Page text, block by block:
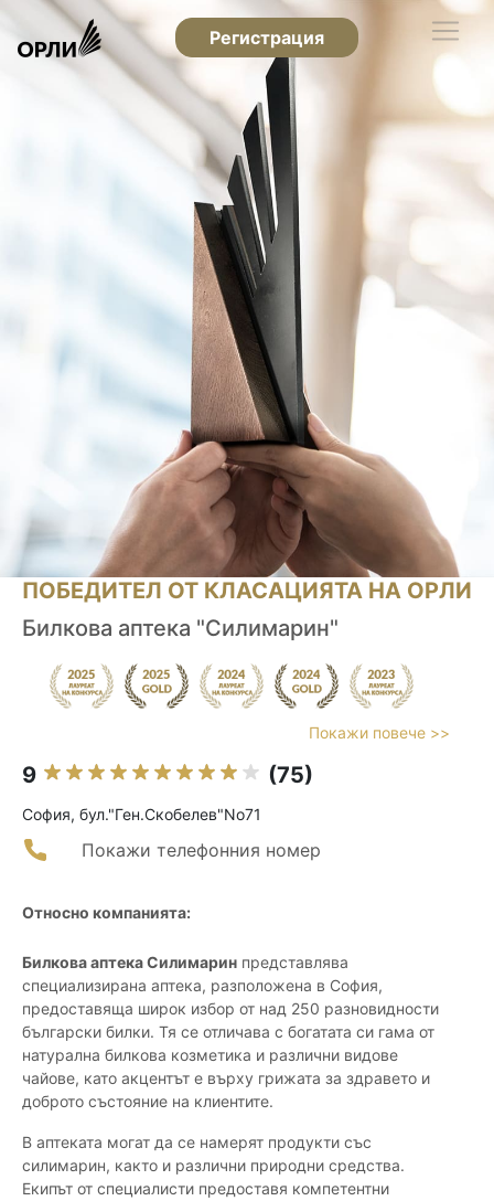
Регистрация
ПОБЕДИТЕЛ ОТ КЛАСАЦИЯТА НА ОРЛИ
Билкова аптека "Силимарин"
Покажи повече >>
9 (75)
София, бул."Ген.Скобелев"No71
Покажи телефонния номер
Относно компанията:
Билкова аптека Силимарин представлява
специализирана аптека, разположена в София,
предоставяща широк избор от над 250 разновидности
български билки. Тя се отличава с богатата си гама от
натурална билкова козметика и различни видове
чайове, като акцентът е върху грижата за здравето и
доброто състояние на клиентите.
В аптеката могат да се намерят продукти със
силимарин, както и различни природни средства.
Екипът от специалисти предоставя компетентни